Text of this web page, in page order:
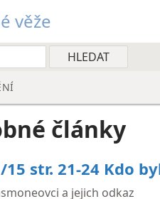
věže
články
15 str. 21-24 Kdo
a jejich odkaz